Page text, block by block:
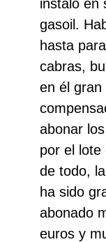
instaló en
gasoil.
hasta
cabras,
en él
abonar
por el lote
de todo,
ha sido
abonado
euros y